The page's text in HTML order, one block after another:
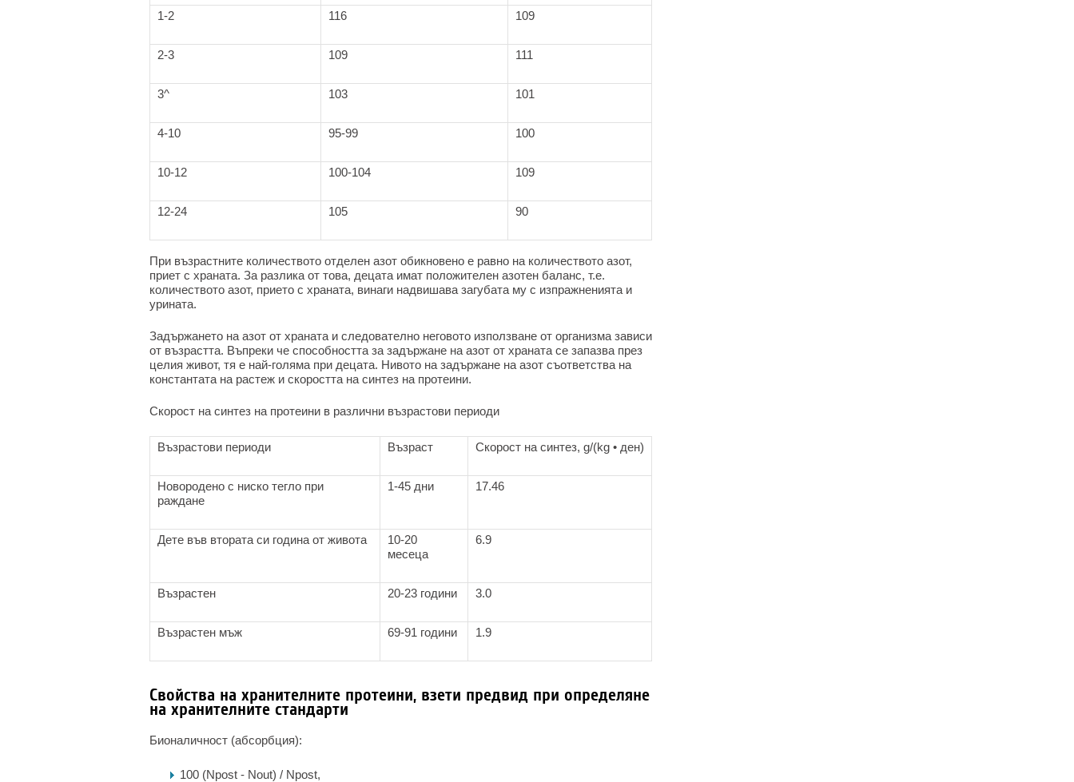
1-2 116 109
2-3 109 111
3^ 103 101
4-10 95-99 100
10-12 100-104 109
12-24 105 90
При възрастните количеството отделен азот обикновено е равно на количеството азот,
приет с храната. За разлика от това, децата имат положителен азотен баланс, т.е.
количеството азот, прието с храната, винаги надвишава загубата му с изпражненията и
урината.
Задържането на азот от храната и следователно неговото използване от организма зависи
от възрастта. Въпреки че способността за задържане на азот от храната се запазва през
целия живот, тя е най-голяма при децата. Нивото на задържане на азот съответства на
константата на растеж и скоростта на синтез на протеини.
Скорост на синтез на протеини в различни възрастови периоди
Възрастови периоди Възраст Скорост на синтез, g/(kg • ден)
Новородено с ниско тегло при
раждане
1-45 дни 17.46
Дете във втората си година от живота
10-20
месеца
6.9
Възрастен 20-23 години 3.0
Възрастен мъж 69-91 години 1.9
Свойства на хранителните протеини, взети предвид при определяне
на хранителните стандарти
Бионаличност (абсорбция):
100 (Npost - Nout) / Npost,